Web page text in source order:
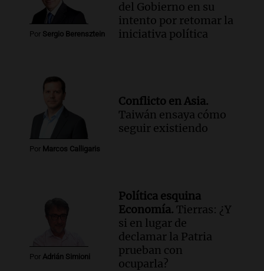
Por Sergio Berensztein
del Gobierno en su
intento por retomar la
iniciativa política
Por Marcos Calligaris
Conflicto en Asia.
Taiwán ensaya cómo
seguir existiendo
Por Adrián Simioni
Política esquina
Economía. Tierras: ¿Y
si en lugar de
declamar la Patria
prueban con
ocuparla?